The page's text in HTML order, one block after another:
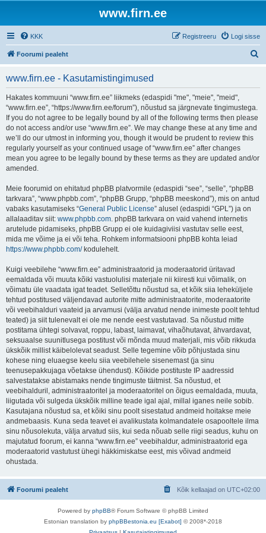
www.firn.ee
KKK Logi sisse
Registreeru
Foorumi pealeht
www.firn.ee - Kasutamistingimused
Hakates kommuuni “www.firn.ee” liikmeks (edaspidi "me", "meie", "meid",
“www.firn.ee”, “https://www.firn.ee/forum”), nõustud sa järgnevate tingimustega.
If you do not agree to be legally bound by all of the following terms then please
do not access and/or use “www.firn.ee”. We may change these at any time and
we’ll do our utmost in informing you, though it would be prudent to review this
regularly yourself as your continued usage of “www.firn.ee” after changes
mean you agree to be legally bound by these terms as they are updated and/or
amended.
Meie foorumid on ehitatud phpBB platvormile (edaspidi “see”, “selle”, “phpBB
tarkvara”, “www.phpbb.com”, “phpBB Grupp, “phpBB meeskond”), mis on antud
vabaks kasutamiseks “General Public License” alusel (edaspidi “GPL”) ja on
allalaaditav siit: www.phpbb.com. phpBB tarkvara on vaid vahend internetis
arutelude pidamiseks, phpBB Grupp ei ole kuidagiviisi vastutav selle eest,
mida me võime ja ei või teha. Rohkem informatsiooni phpBB kohta leiad
https://www.phpbb.com/kodulehelt.
Kuigi veebilehe “www.firn.ee” administraatorid ja moderaatorid üritavad
eemaldada või muuta kõiki vastuolulisi materjale nii kiiresti kui võimalik, on
võimatu üle vaadata igat teadet. Selletõttu nõustud sa, et kõik siia leheküljele
tehtud postitused väljendavad autorite mitte administraatorite, moderaatorite
või veebihalduri vaateid ja arvamusi (välja arvatud nende inimeste poolt tehtud
teated) ja siit tulenevalt ei ole me nende eest vastutavad. Sa nõustud mitte
postitama ühtegi solvavat, roppu, labast, laimavat, vihaõhutavat, ähvardavat,
seksuaalse suunitlusega postitust või mõnda muud materjali, mis võib rikkuda
ükskõik millist käibelolevat seadust. Selle tegemine võib põhjustada sinu
kohese ning eluaegse keelu siia veebilehele sisenemast (ja sinu
teenusepakkujaga võetakse ühendust). Kõikide postituste IP aadressid
salvestatakse abistamaks nende tingimuste täitmist. Sa nõustud, et
veebihalduril, administraatoritel ja moderaatoritel on õigus eemaldada, muuta,
liigutada või sulgeda ükskõik milline teade igal ajal, millal iganes neile sobib.
Kasutajana nõustud sa, et kõiki sinu poolt sisestatud andmeid hoitakse meie
andmebaasis. Kuna seda teavet ei avalikustata kolmandatele osapooltele ilma
sinu nõusolekuta, välja arvatud siis, kui seda nõuab selle riigi seadus, kuhu on
majutatud foorum, ei kanna “www.firn.ee” veebihaldur, administraatorid ega
moderaatorid vastutust ühegi häkkimiskatse eest, mis võivad andmeid
ohustada.
Foorumi pealeht Kõik kellaajad on UTC+02:00
Powered by phpBB® Forum Software © phpBB Limited
Estonian translation by phpBBestonia.eu [Exabot] © 2008*-2018